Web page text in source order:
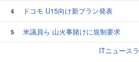
4 ドコモ U15向け新プラン発表
5
米議員ら 山火事賭けに規制要求
ITニュース